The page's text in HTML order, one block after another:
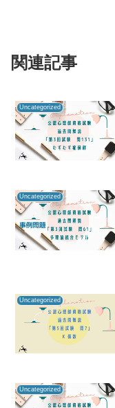
関連記事
Uncategorized
Uncategorized
Uncategorized
Uncategorized